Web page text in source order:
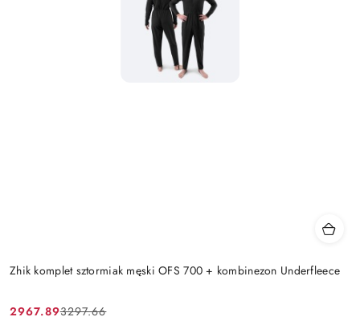
Zhik komplet sztormiak męski OFS 700 + kombinezon Underfleece
2967.893297.66